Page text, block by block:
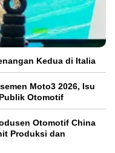
Kedua di Italia
Moto3 2026, Isu
Otomotif
Otomotif China
Produksi dan